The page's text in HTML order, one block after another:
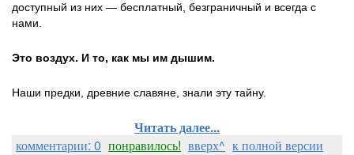
доступный из них — бесплатный, безграничный и всегда с
нами.
Это воздух. И то, как мы им дышим.
Наши предки, древние славяне, знали эту тайну.
Читать далее...
комментарии: 0 понравилось! вверх^ к полной версии